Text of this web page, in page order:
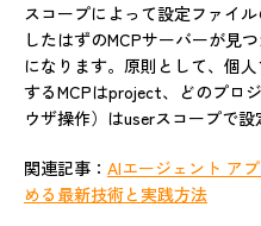
スコープによって設定ファイ
したはずのMCPサーバーが見
になります。原則として、個
するMCPはproject、どのプロ
ウザ操作）はuserスコープで設
関連記事： AIエージェント ア
める最新技術と実践方法